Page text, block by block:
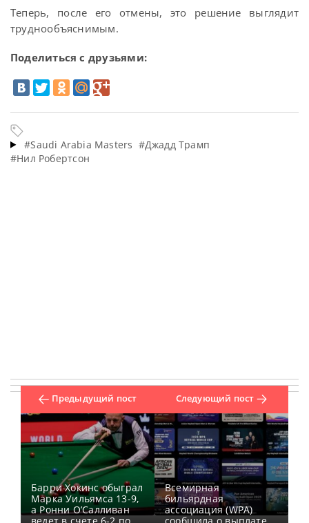
Теперь, после его отмены, это решение выглядит
труднообъяснимым.
Поделиться с друзьями:
#Saudi Arabia Masters #Джадд Трамп
#Нил Робертсон
Предыдущий пост
Барри Хокинс обыграл
Марка Уильямса 13-9,
а Ронни О’Салливан
Следующий пост
Всемирная
бильярдная
ассоциация (WPA)